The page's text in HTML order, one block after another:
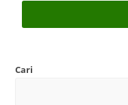
Cari